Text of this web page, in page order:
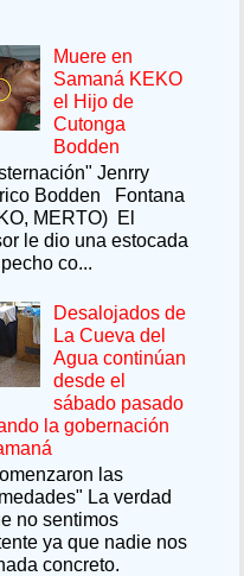
EN
Muere en
Samaná KEKO
el Hijo de
Cutonga
Bodden
Jenrry
Bodden Fontana
MERTO) El
le dio una estocada
co...
Desalojados de
La Cueva del
Agua continúan
desde el
sábado pasado
la gobernación
las
La verdad
no sentimos
ya que nadie nos
concreto.